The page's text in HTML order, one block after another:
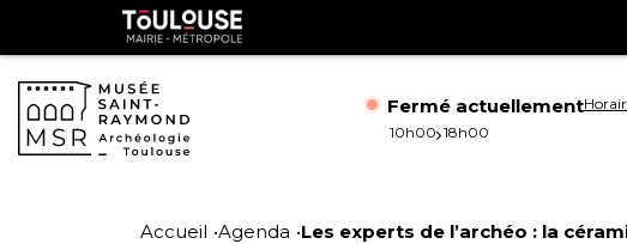
Gestion de vos préférences sur les cookies
à
Toulouse
métropole
Fermé actuellement
10h00 18h00
Accueil Agenda Les experts de l’archéo : la